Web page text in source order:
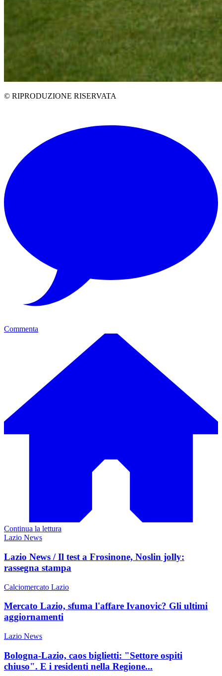
© RIPRODUZIONE RISERVATA
Commenta
Continua la lettura
Lazio News
Lazio News / Il test a Frosinone, Noslin jolly:
rassegna stampa
Calciomercato Lazio
Mercato Lazio, sfuma l'affare Ivanovic? Gli ultimi
aggiornamenti
Lazio News
Bologna-Lazio, caos biglietti: "Settore ospiti
chiuso". E i residenti nella Regione...